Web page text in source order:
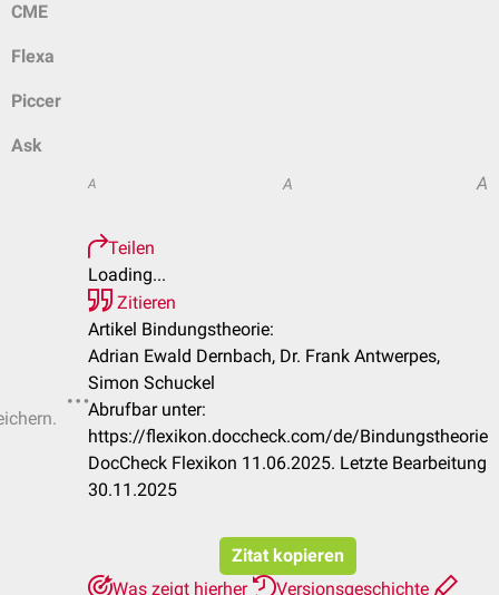
CME
Flexa
Piccer
Ask
A A A
Teilen
Loading...
Zitieren
Artikel Bindungstheorie:
Adrian Ewald Dernbach, Dr. Frank Antwerpes,
Simon Schuckel
Abrufbar unter:
https://flexikon.doccheck.com/de/Bindungstheorie
DocCheck Flexikon 11.06.2025. Letzte Bearbeitung
30.11.2025
Zitat kopieren
Was zeigt hierher
Versionsgeschichte